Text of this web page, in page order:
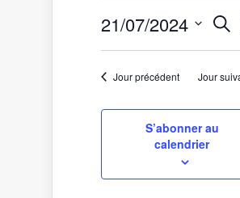
juillet
2024
de
21/07/2024
une
date.Jour précédent Jour
S’abonner au
calendrier